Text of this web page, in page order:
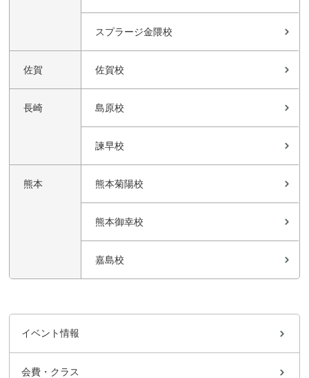
スプラージ金隈校
佐賀 佐賀校
長崎 島原校
諫早校
熊本 熊本菊陽校
熊本御幸校
嘉島校
イベント情報
会費・クラス